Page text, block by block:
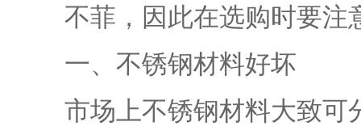
不菲，因此在选购时要注
一、不锈钢材料好坏
市场上不锈钢材料大致可